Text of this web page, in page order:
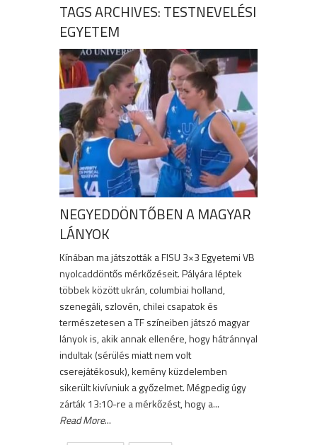
TAGS ARCHIVES: TESTNEVELÉSI
EGYETEM
NEGYEDDÖNTŐBEN A MAGYAR
LÁNYOK
Kínában ma játszották a FISU 3×3 Egyetemi VB
nyolcaddöntős mérkőzéseit. Pályára léptek
többek között ukrán, columbiai holland,
szenegáli, szlovén, chilei csapatok és
természetesen a TF színeiben játszó magyar
lányok is, akik annak ellenére, hogy hátránnyal
indultak (sérülés miatt nem volt
cserejátékosuk), kemény küzdelemben
sikerült kivívniuk a győzelmet. Mégpedig úgy
zárták 13:10-re a mérkőzést, hogy a...
Read More...